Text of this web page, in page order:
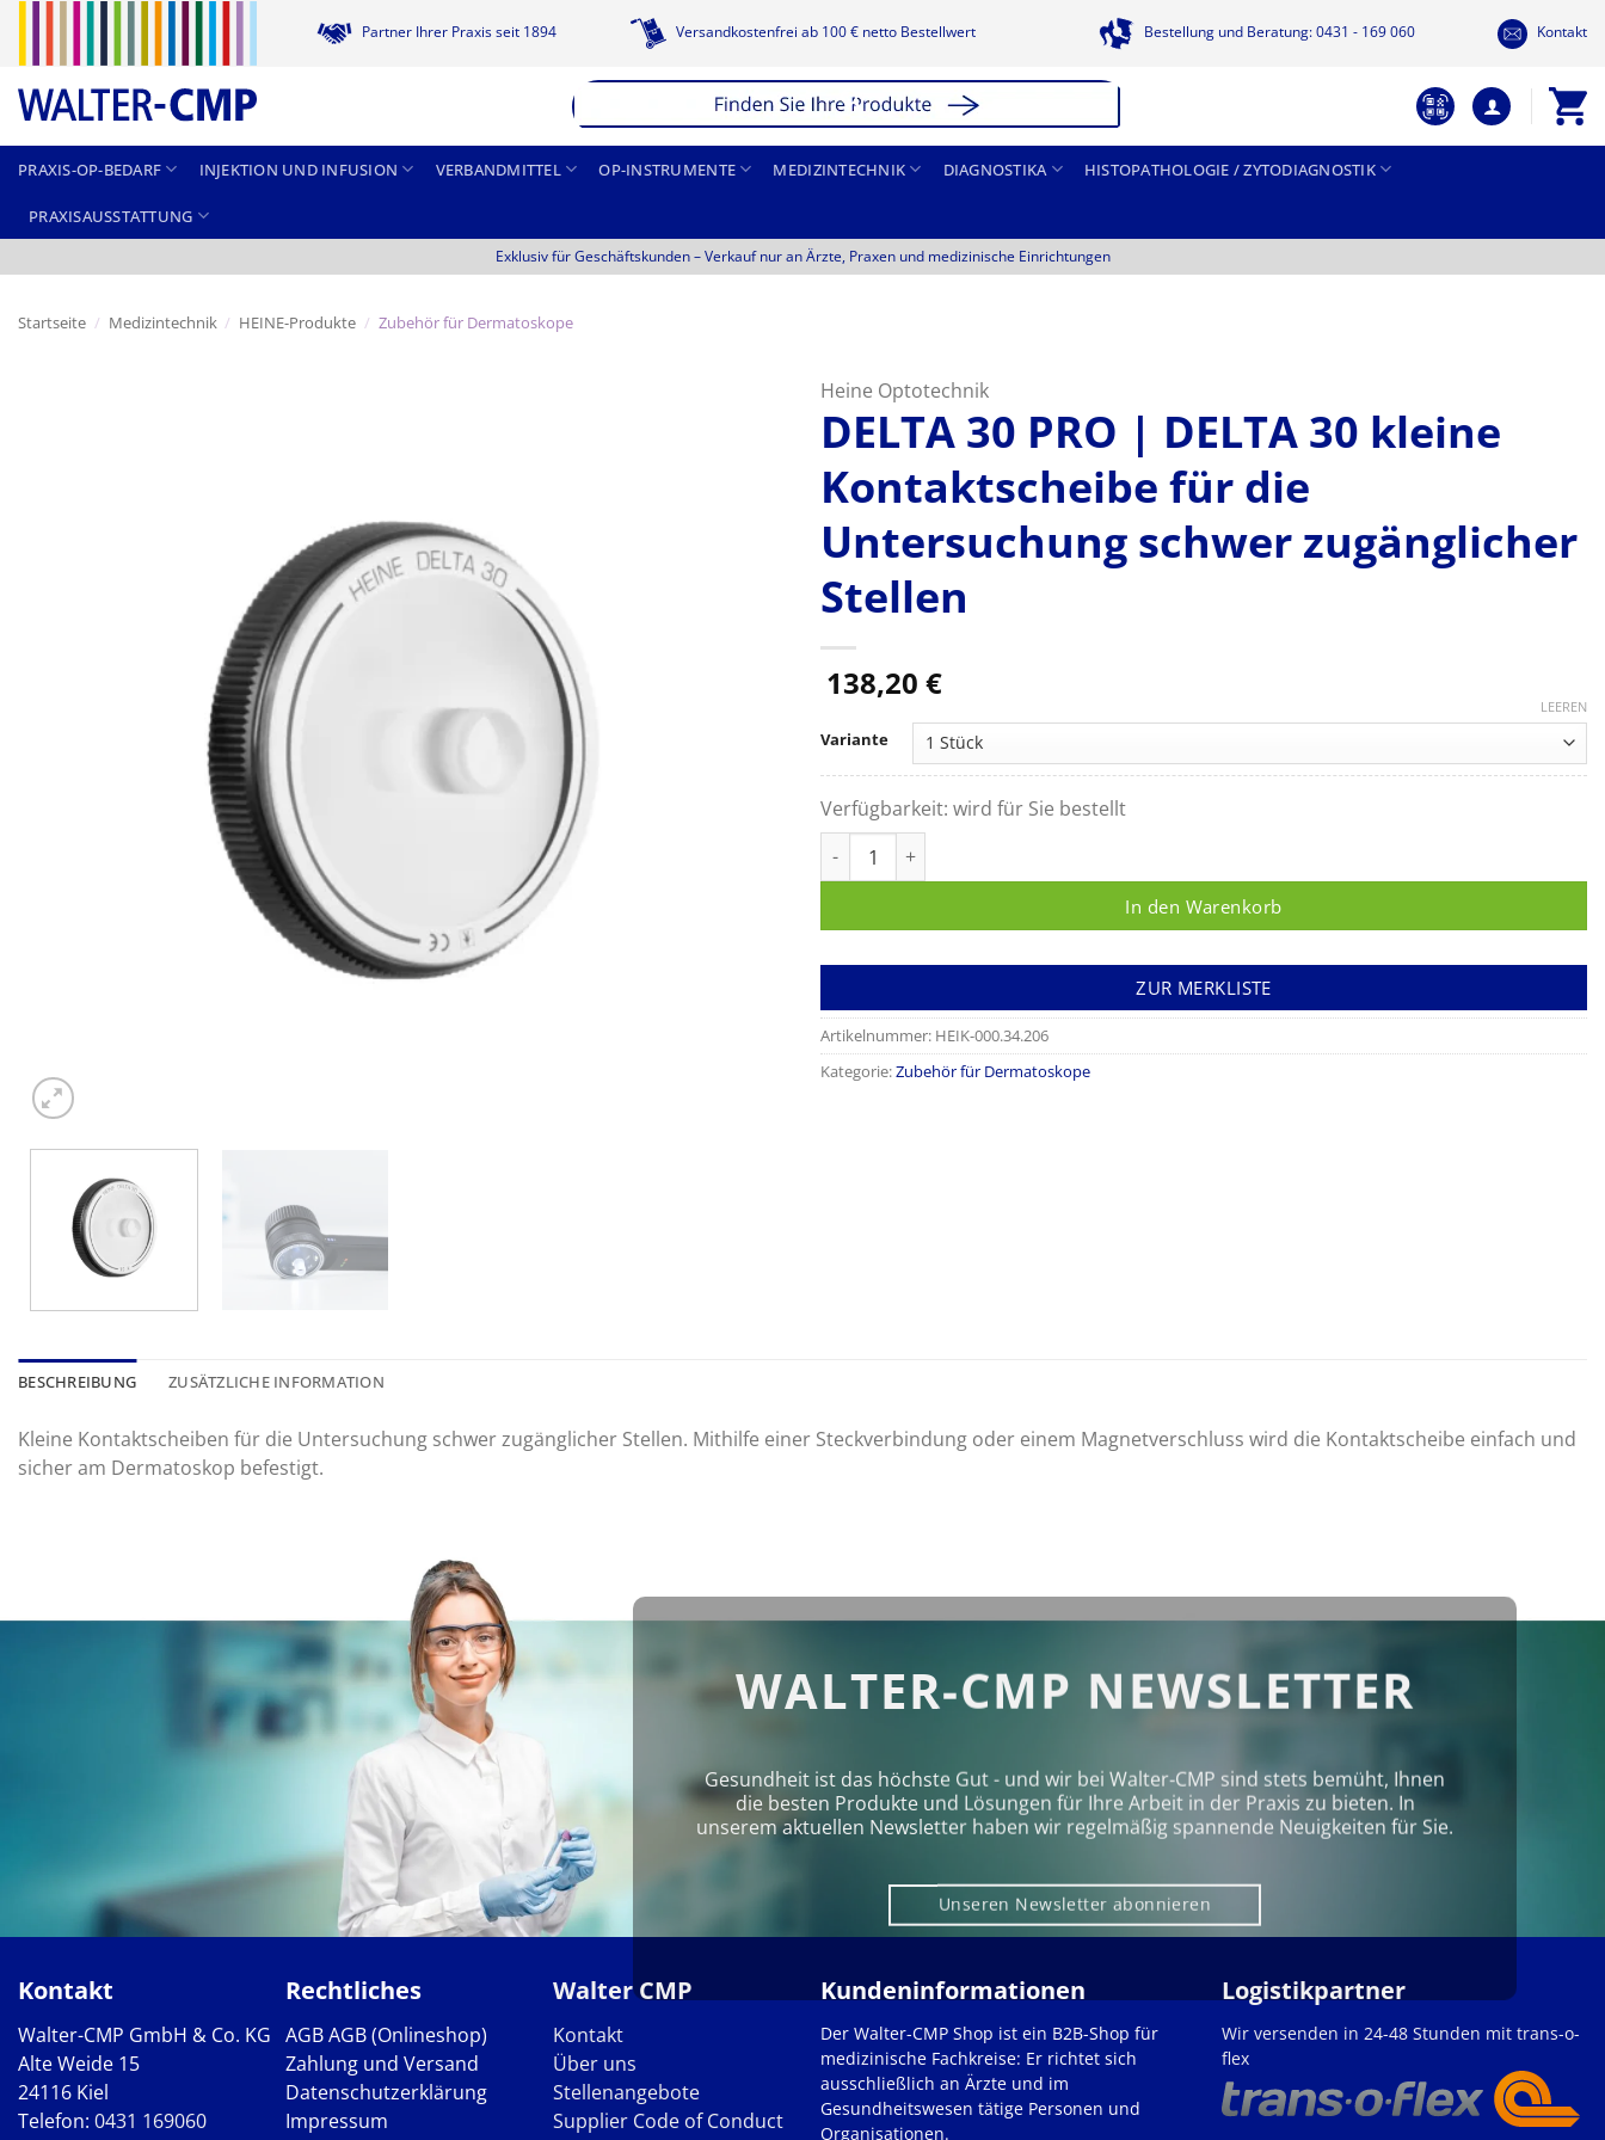
springen
Partner Ihrer Praxis seit 1894 Versandkostenfrei ab 100 € netto Bestellwert Bestellung und Beratung: 0431 - 169 060 Kontakt
PRAXIS-OP-BEDARF INJEKTION UND INFUSION VERBANDMITTEL OP-INSTRUMENTE MEDIZINTECHNIK DIAGNOSTIKA HISTOPATHOLOGIE / ZYTODIAGNOSTIK
PRAXISAUSSTATTUNG
Exklusiv für Geschäftskunden –Verkauf nur an Ärzte, Praxen und medizinische Einrichtungen
Startseite / Medizintechnik / HEINE-Produkte / Zubehör für Dermatoskope
Heine Optotechnik
DELTA 30 PRO | DELTA 30 kleine
Kontaktscheibe für die
Untersuchung schwer zugänglicher
Stellen
138,20 €
Variante
LEEREN
Verfügbarkeit: wird für Sie bestellt
In den Warenkorb
ZUR MERKLISTE
Artikelnummer: HEIK-000.34.206
Kategorie:Zubehör für Dermatoskope
BESCHREIBUNG ZUSÄTZLICHE INFORMATION
Kleine Kontaktscheiben für die Untersuchung schwer zugänglicher Stellen. Mithilfe einer Steckverbindung oder einem Magnetverschluss wird die Kontaktscheibe einfach und
sicher am Dermatoskop befestigt.
WALTER-CMP NEWSLETTER
Gesundheit ist das höchste Gut - und wir bei Walter‑CMP sind stets bemüht, Ihnen
die besten Produkte und Lösungen für Ihre Arbeit in der Praxis zu bieten. In
unserem aktuellen Newsletter haben wir regelmäßig spannende Neuigkeiten für Sie.
Unseren Newsletter abonnieren
Kontakt
Walter-CMP GmbH & Co. KG
Alte Weide 15
24116 Kiel
Telefon: 0431 169060
Rechtliches
AGBAGB (Onlineshop)
Zahlung und Versand
Datenschutzerklärung
Impressum
Walter CMP
Kontakt
Über uns
Stellenangebote
Supplier Code of Conduct
Kundeninformationen
Der Walter-CMP Shop ist ein B2B-Shop für
medizinische Fachkreise: Er richtet sich
ausschließlich an Ärzte und im
Gesundheitswesen tätige Personen und
Organisationen.
Logistikpartner
Wir versenden in 24-48 Stunden mit trans-o-
flex